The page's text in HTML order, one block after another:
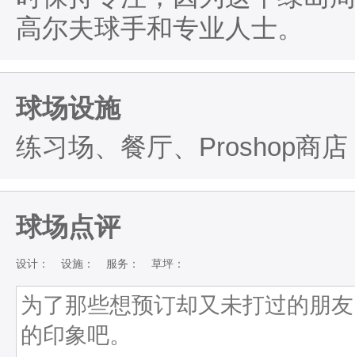
高尔夫球手和专业人士。
球场设施
练习场、餐厅、Proshop商店
球场点评
设计： 设施： 服务： 草坪：